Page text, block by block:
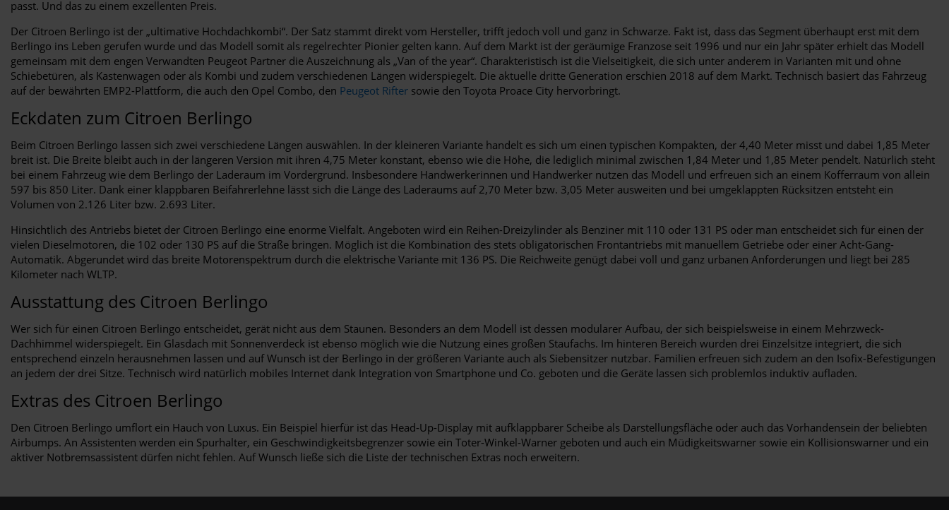
passt. Und das zu einem exzellenten Preis.
Der Citroen Berlingo ist der „ultimative Hochdachkombi“. Der Satz stammt direkt vom Hersteller, trifft jedoch voll und ganz in Schwarze. Fakt ist, dass das Segment überhaupt erst mit dem
Berlingo ins Leben gerufen wurde und das Modell somit als regelrechter Pionier gelten kann. Auf dem Markt ist der geräumige Franzose seit 1996 und nur ein Jahr später erhielt das Modell
gemeinsam mit dem engen Verwandten Peugeot Partner die Auszeichnung als „Van of the year“. Charakteristisch ist die Vielseitigkeit, die sich unter anderem in Varianten mit und ohne
Schiebetüren, als Kastenwagen oder als Kombi und zudem verschiedenen Längen widerspiegelt. Die aktuelle dritte Generation erschien 2018 auf dem Markt. Technisch basiert das Fahrzeug
auf der bewährten EMP2-Plattform, die auch den Opel Combo, den Peugeot Rifter sowie den Toyota Proace City hervorbringt.
Eckdaten zum Citroen Berlingo
Beim Citroen Berlingo lassen sich zwei verschiedene Längen auswählen. In der kleineren Variante handelt es sich um einen typischen Kompakten, der 4,40 Meter misst und dabei 1,85 Meter
breit ist. Die Breite bleibt auch in der längeren Version mit ihren 4,75 Meter konstant, ebenso wie die Höhe, die lediglich minimal zwischen 1,84 Meter und 1,85 Meter pendelt. Natürlich steht
bei einem Fahrzeug wie dem Berlingo der Laderaum im Vordergrund. Insbesondere Handwerkerinnen und Handwerker nutzen das Modell und erfreuen sich an einem Kofferraum von allein
597 bis 850 Liter. Dank einer klappbaren Beifahrerlehne lässt sich die Länge des Laderaums auf 2,70 Meter bzw. 3,05 Meter ausweiten und bei umgeklappten Rücksitzen entsteht ein
Volumen von 2.126 Liter bzw. 2.693 Liter.
Hinsichtlich des Antriebs bietet der Citroen Berlingo eine enorme Vielfalt. Angeboten wird ein Reihen-Dreizylinder als Benziner mit 110 oder 131 PS oder man entscheidet sich für einen der
vielen Dieselmotoren, die 102 oder 130 PS auf die Straße bringen. Möglich ist die Kombination des stets obligatorischen Frontantriebs mit manuellem Getriebe oder einer Acht-Gang-
Automatik. Abgerundet wird das breite Motorenspektrum durch die elektrische Variante mit 136 PS. Die Reichweite genügt dabei voll und ganz urbanen Anforderungen und liegt bei 285
Kilometer nach WLTP.
Ausstattung des Citroen Berlingo
Wer sich für einen Citroen Berlingo entscheidet, gerät nicht aus dem Staunen. Besonders an dem Modell ist dessen modularer Aufbau, der sich beispielsweise in einem Mehrzweck-
Dachhimmel widerspiegelt. Ein Glasdach mit Sonnenverdeck ist ebenso möglich wie die Nutzung eines großen Staufachs. Im hinteren Bereich wurden drei Einzelsitze integriert, die sich
entsprechend einzeln herausnehmen lassen und auf Wunsch ist der Berlingo in der größeren Variante auch als Siebensitzer nutzbar. Familien erfreuen sich zudem an den Isofix-Befestigungen
an jedem der drei Sitze. Technisch wird natürlich mobiles Internet dank Integration von Smartphone und Co. geboten und die Geräte lassen sich problemlos induktiv aufladen.
Extras des Citroen Berlingo
Den Citroen Berlingo umflort ein Hauch von Luxus. Ein Beispiel hierfür ist das Head-Up-Display mit aufklappbarer Scheibe als Darstellungsfläche oder auch das Vorhandensein der beliebten
Airbumps. An Assistenten werden ein Spurhalter, ein Geschwindigkeitsbegrenzer sowie ein Toter-Winkel-Warner geboten und auch ein Müdigkeitswarner sowie ein Kollisionswarner und ein
aktiver Notbremsassistent dürfen nicht fehlen. Auf Wunsch ließe sich die Liste der technischen Extras noch erweitern.